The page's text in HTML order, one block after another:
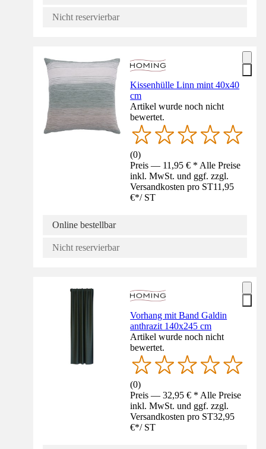
Nicht reservierbar
Kissenhülle Linn mint 40x40
cm
Artikel wurde noch nicht
bewertet.
(0)
Preis — 11,95 € * Alle Preise
inkl. MwSt. und ggf. zzgl.
Versandkosten pro ST11,95
€*/ ST
Online bestellbar
Nicht reservierbar
Vorhang mit Band Galdin
anthrazit 140x245 cm
Artikel wurde noch nicht
bewertet.
(0)
Preis — 32,95 € * Alle Preise
inkl. MwSt. und ggf. zzgl.
Versandkosten pro ST32,95
€*/ ST